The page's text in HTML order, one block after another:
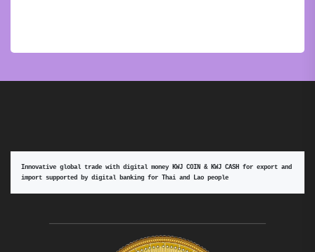
Innovative global trade with digital money KWJ COIN & KWJ CASH for export and
import supported by digital banking for Thai and Lao people